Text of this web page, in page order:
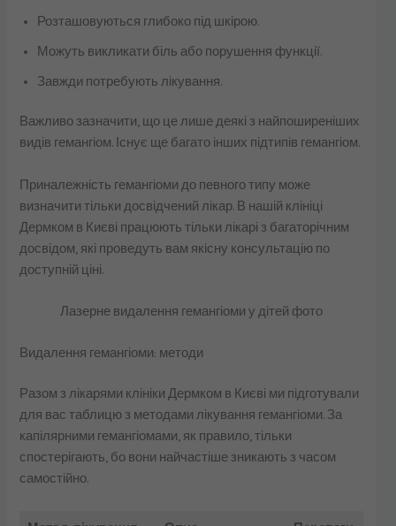
Розташовуються глибоко під шкірою.
Можуть викликати біль або порушення функції.
Завжди потребують лікування.
Важливо зазначити, що це лише деякі з найпоширеніших
видів гемангіом. Існує ще багато інших підтипів гемангіом.
Приналежність гемангіоми до певного типу може
визначити тільки досвідчений лікар. В нашій клініці
Дермком в Києві працюють тільки лікарі з багаторічним
досвідом, які проведуть вам якісну консультацію по
доступній ціні.
Лазерне видалення гемангіоми у дітей фото
Видалення гемангіоми: методи
Разом з лікарями клініки Дермком в Києві ми підготували
для вас таблицю з методами лікування гемангіоми. За
капілярними гемангіомами, як правило, тільки
спостерігають, бо вони найчастіше зникають з часом
самостійно.